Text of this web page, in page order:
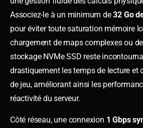
Associez-le à un minimum de32 Go
pour éviter toute saturation mémoire
chargement de maps complexes ou
stockage NVMe SSD reste
drastiquement les temps de lecture et
de jeu, améliorant ainsi les
réactivité du serveur.
Côté réseau, une connexion 1 Gbps